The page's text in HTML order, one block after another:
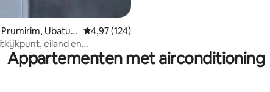
Ubatub
Gemiddelde beoordeling van 4,97 op 5, 124
4,97 (124)
eiland en
- 900 meter van het strand
Appartementen met airconditioning